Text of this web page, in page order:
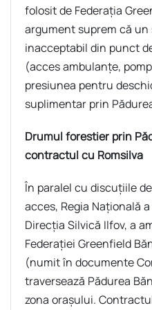
folosit de Federația
argument suprem că
inacceptabil din punct
(acces ambulanțe,
presiunea pentru
suplimentar prin
Drumul forestier prin
contractul cu Romsilva
În paralel cu discuțiile
acces, Regia Națională
Direcția Silvică Ilfov, a
Federației Greenfield
(numit în documente
traversează Pădurea
zona orașului.